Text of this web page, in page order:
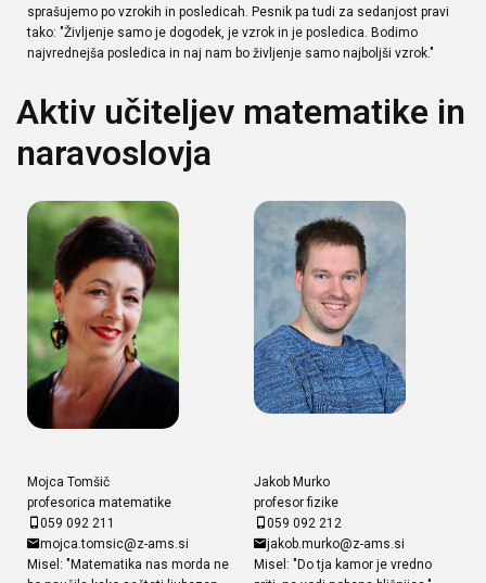
sprašujemo po vzrokih in posledicah. Pesnik pa tudi za sedanjost pravi
tako: "Življenje samo je dogodek, je vzrok in je posledica. Bodimo
najvrednejša posledica in naj nam bo življenje samo najboljši vzrok."
Aktiv učiteljev matematike in
naravoslovja
Mojca Tomšič
profesorica matematike
059 092 211
mojca.tomsic@z-ams.si
Misel: "Matematika nas morda ne
Jakob Murko
profesor fizike
059 092 212
jakob.murko@z-ams.si
Misel: "Do tja kamor je vredno